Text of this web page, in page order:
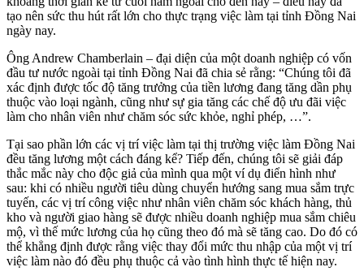
tạo nên sức thu hút rất lớn cho thực trạng việc làm tại tỉnh Đồng Nai
ngày nay.
Ông Andrew Chamberlain – đại diện của một doanh nghiệp có vốn
đầu tư nước ngoài tại tỉnh Đồng Nai đã chia sẻ rằng: “Chúng tôi đã
xác định được tốc độ tăng trưởng của tiền lương đang tăng dần phụ
thuộc vào loại ngành, cũng như sự gia tăng các chế độ ưu đãi việc
làm cho nhân viên như chăm sóc sức khỏe, nghỉ phép, …”.
Tại sao phần lớn các vị trí việc làm tại thị trường việc làm Đồng Nai
đều tăng lương một cách đáng kể? Tiếp đến, chúng tôi sẽ giải đáp
thắc mắc này cho độc giả của mình qua một ví dụ điển hình như
sau: khi có nhiều người tiêu dùng chuyển hướng sang mua sắm trực
tuyến, các vị trí công việc như nhân viên chăm sóc khách hàng, thủ
kho và người giao hàng sẽ được nhiều doanh nghiệp mua sắm chiêu
mộ, vì thế mức lương của họ cũng theo đó mà sẽ tăng cao. Do đó có
thể khẳng định được rằng việc thay đổi mức thu nhập của một vị trí
việc làm nào đó đều phụ thuộc cả vào tình hình thực tế hiện nay.